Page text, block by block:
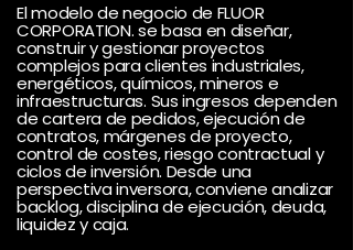
El modelo de negocio de FLUOR
CORPORATION. se basa en diseñar,
construir y gestionar proyectos
complejos para clientes industriales,
energéticos, químicos, mineros e
infraestructuras. Sus ingresos dependen
de cartera de pedidos, ejecución de
contratos, márgenes de proyecto,
control de costes, riesgo contractual y
ciclos de inversión. Desde una
perspectiva inversora, conviene analizar
backlog, disciplina de ejecución, deuda,
liquidez y caja.